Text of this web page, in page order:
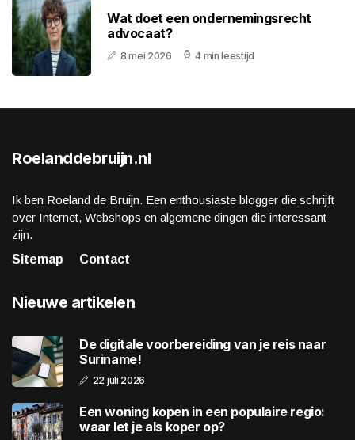
Wat doet een ondernemingsrecht
advocaat?
8 mei 2026 4 min leestijd
Roelanddebruijn.nl
Ik ben Roeland de Bruijn. Een enthousiaste blogger die schrijft
over Internet, Webshops en algemene dingen die interessant
zijn.
Sitemap
Contact
Nieuwe artikelen
De digitale voorbereiding van je reis naar
Suriname!
22 juli 2026
Een woning kopen in een populaire regio:
waar let je als koper op?